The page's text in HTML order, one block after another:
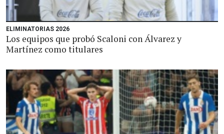
ELIMINATORIAS 2026
Los equipos que probó Scaloni con Álvarez y
Martínez como titulares